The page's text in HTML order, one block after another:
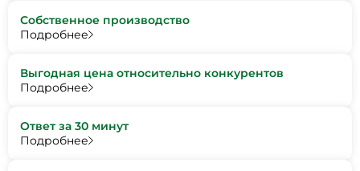
Собственное производство
Подробнее
Выгодная цена относительно конкурентов
Подробнее
Ответ за 30 минут
Подробнее